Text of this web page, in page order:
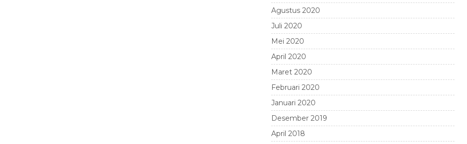
Agustus 2020
Juli 2020
Mei 2020
April 2020
Maret 2020
Februari 2020
Januari 2020
Desember 2019
April 2018